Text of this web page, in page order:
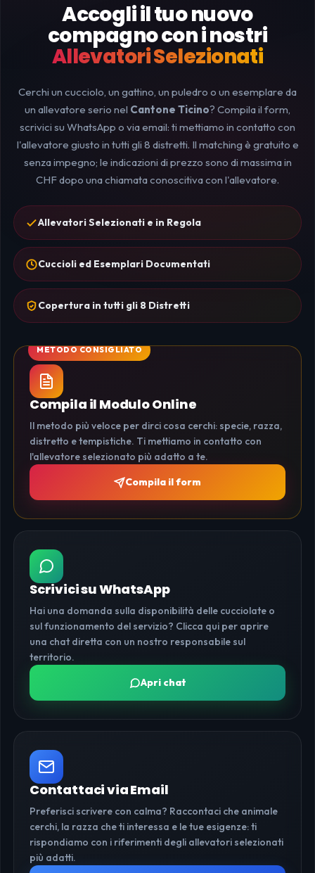
Accogli il tuo nuovo
compagno con i nostri
Allevatori Selezionati
Cerchi un cucciolo, un gattino, un puledro o un esemplare da
un allevatore serio nel Cantone Ticino? Compila il form,
scrivici su WhatsApp o via email: ti mettiamo in contatto con
l'allevatore giusto in tutti gli 8 distretti. Il matching è gratuito e
senza impegno; le indicazioni di prezzo sono di massima in
CHF dopo una chiamata conoscitiva con l'allevatore.
Allevatori Selezionati e in Regola
Cuccioli ed Esemplari Documentati
Copertura in tutti gli 8 Distretti
Compila il Modulo Online
Il metodo più veloce per dirci cosa cerchi: specie, razza,
distretto e tempistiche. Ti mettiamo in contatto con
l'allevatore selezionato più adatto a te.
Compila il form
Scrivici su WhatsApp
Hai una domanda sulla disponibilità delle cucciolate o
sul funzionamento del servizio? Clicca qui per aprire
una chat diretta con un nostro responsabile sul
territorio.
Apri chat
Contattaci via Email
Preferisci scrivere con calma? Raccontaci che animale
cerchi, la razza che ti interessa e le tue esigenze: ti
rispondiamo con i riferimenti degli allevatori selezionati
più adatti.